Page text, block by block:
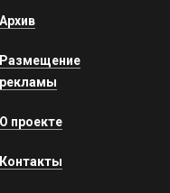
Архив
Размещение
рекламы
О проекте
Контакты